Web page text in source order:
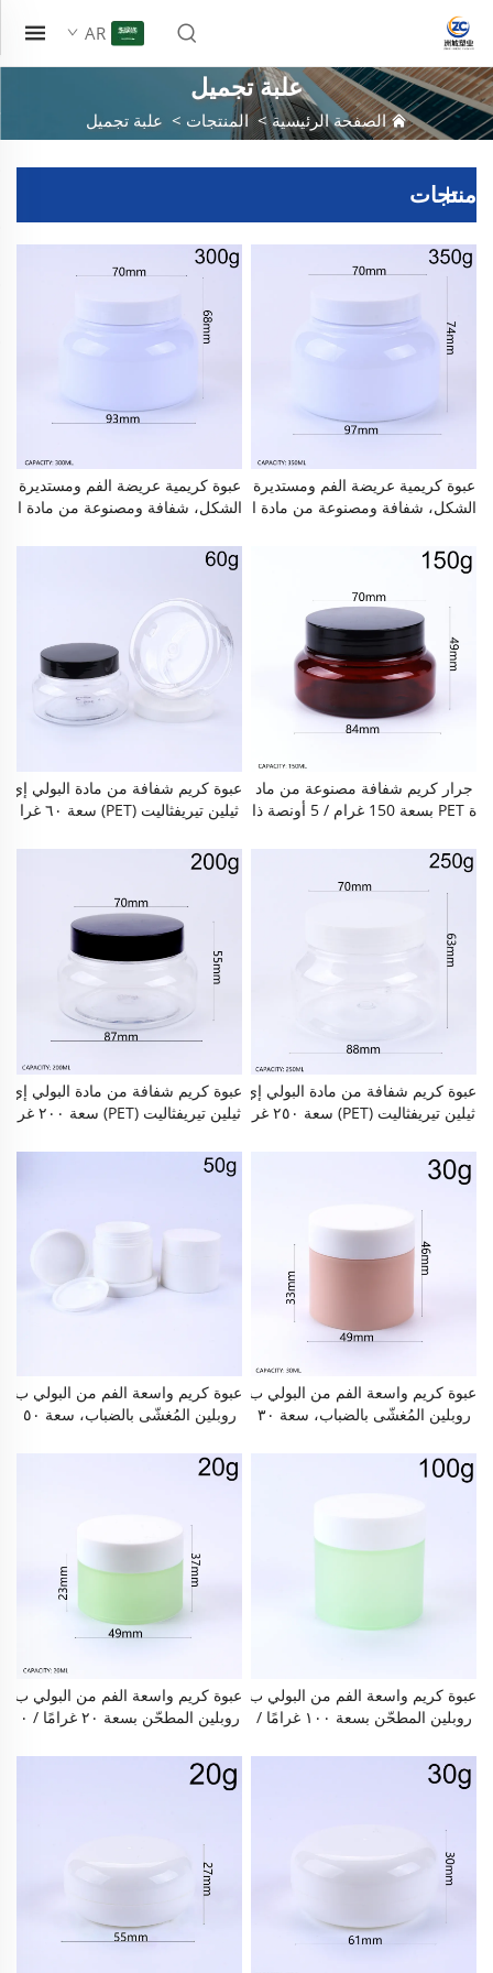
AR
علبة تجميل
الصفحة الرئيسية>المنتجات > علبة تجميل
منتجات
عبوة كريمية عريضة الفم ومستديرة
الشكل، شفافة ومصنوعة من مادة ا
ية فارغة قابلة لإعادة التعبئة ومزودة
بغطاء لولبي محكم الإغلاق، خالية م
ن مادة البيسفينول أ (BPA)، مقاومة
للتسرب، وإعادة الاستخدام ممكنة ل
لكريمات الوجهية، مقشرات الجسم،
أقنعة الشعر، أقنعة الطين، بلسم الت
نظيف، وكذلك للاستخدام اليومي ف
ي المنزل أو أثناء السفر أو في صالو
عبوة كريمية عريضة الفم ومستديرة
الشكل، شفافة ومصنوعة من مادة ا
٣٠٠ غرام / ١٠ أونصة، عبوة تجميل
ية فارغة قابلة لإعادة التعبئة ومزودة
بغطاء لولبي محكم الإغلاق، خالية م
للتسرب، وإعادة الاستخدام ممكنة ل
لكريمات الوجهية، مقشرات الجسم،
أقنعة الشعر، أقنعة الطين، بلسم الت
نظيف، وكذلك للاستخدام اليومي ف
ي المنزل أو أثناء السفر أو في صالو
جرار كريم شفافة مصنوعة من ماد
ة PET بسعة 150 غرام / 5 أونصة ذا
اوية تجميلية فارغة قابلة لإعادة الم
لء مع غطاء لولبي محكم الإغلاق، خ
الية من مادة BPA ومقاومة للتسر
وجه، ومقشر الجسم، وقناع الشعر،
وقناع الطين، وبالمِرهم المنظّف، وم
ناسبة للاستخدام اليومي في المنزل
والسفر والصالونات التجميلية
عبوة كريم شفافة من مادة البولي إي
ثيلين تيريفثاليت (PET) سعة ٦٠ غرا
كل بُلْبُوز (مستدير)، عبوة تجميلية فا
رغة قابلة لإعادة التعبئة ومزودة بغط
اء لولبي محكم الإغلاق، خالية من ما
دة البيسفينول أ (BPA)، مقاومة للت
سرب، ويمكن إعادة استخدامها للكر
يمات الوجهية، مقشرات الجسم، أقن
عة الشعر، أقنعة الطين، بلسم التنظ
يف، وكذلك للاستخدام اليومي في ال
منزل أو أثناء السفر أو في صالونات
عبوة كريم شفافة من مادة البولي إي
ثيلين تيريفثاليت (PET) سعة ٢٥٠ غر
كل بُلْبُوز (مستدير)، عبوة تجميلية فا
رغة قابلة لإعادة التعبئة ومزودة بغط
سرب، ويمكن إعادة استخدامها للكر
يمات الوجهية، مقشرات الجسم، أقن
عة الشعر، أقنعة الطين، بلسم التنظ
يف، وكذلك للاستخدام اليومي في ال
منزل أو أثناء السفر أو في صالونات
عبوة كريم شفافة من مادة البولي إي
ثيلين تيريفثاليت (PET) سعة ٢٠٠ غر
وشكل بُلْبُوز (مستدير)، عبوة تجميل
ية فارغة قابلة لإعادة التعبئة ومزودة
للتسرب، ويمكن إعادة استخدامها لل
كريمات الوجهية، مقشرات الجسم،
أقنعة الشعر، أقنعة الطين، بلسم الت
نظيف، وكذلك للاستخدام اليومي ف
عبوة كريم واسعة الفم من البولي ب
روبلين المُغشّى بالضباب، سعة ٣٠
بلة لإعادة التعبئة ذات طبقتين مع غ
طاء محكم الإغلاق، خالية من مادة ال
يمكن إعادة استخدامها للكريمات الو
جهية وكريمات العيون وأقنعة الشفا
ناء السفر أو في صالونات التجميل
عبوة كريم واسعة الفم من البولي ب
روبلين المُغشّى بالضباب، سعة ٥٠
ة لإعادة التعبئة ذات طبقتين مع غطا
ء محكم الإغلاق، خالية من مادة الب
يمكن إعادة استخدامها للكريمات الو
جهية وكريمات العيون وأقنعة الشفا
ه والبالمات المنظفة والأقنعة، مناسب
ة للاستخدام اليومي في المنزل أو أث
ناء السفر أو في صالونات التجميل
عبوة كريم واسعة الفم من البولي ب
روبلين المطحّن بسعة ١٠٠ غرامًا /
التعبئة ذات طبقتين مع غطاء محكم
الإغلاق، خالية من مادة البيسفينول أ
ستخدام ممكنة للكريمات الوجهية و
كمّادات العيون وكريمات الشفاه وبال
مزيلات التنظيفية والأقنعة، ومناسبة
للاستخدام اليومي في المنزل أو أثنا
عبوة كريم واسعة الفم من البولي ب
روبلين المطحّن بسعة ٢٠ غرامًا / ٠
لتعبئة ذات طبقتين مع غطاء محكم ا
لإغلاق، خالية من مادة البيسفينول أ
كمّادات العيون وكريمات الشفاه وبال
مزيلات التنظيفية والأقنعة، ومناسبة
للاستخدام اليومي في المنزل أو أثنا
ء السفر أو في صالونات التجميل